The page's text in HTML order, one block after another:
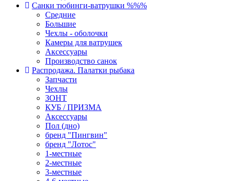
Санки тюбинги-ватрушки %%%
Средние
Большие
Чехлы - оболочки
Камеры для ватрушек
Аксессуары
Производство санок
Распродажа. Палатки рыбака
Запчасти
Чехлы
ЗОНТ
КУБ / ПРИЗМА
Аксессуары
Пол (дно)
бренд "Пингвин"
бренд "Лотос"
1-местные
2-местные
3-местные